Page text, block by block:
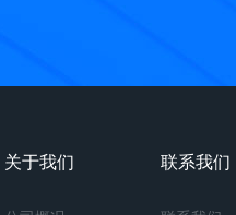
关于我们 联系我们